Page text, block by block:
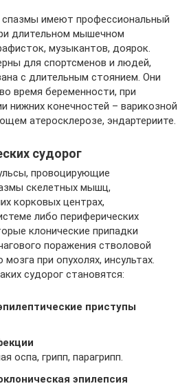
имеют профессиональный
длительном мышечном
музыкантов, доярок.
для спортсменов и людей,
с длительным стоянием. Они
время беременности, при
нижних конечностей – варикозной
атеросклерозе, эндартериите.
судорог
провоцирующие
скелетных мышц,
корковых центрах,
либо периферических
клонические припадки
поражения стволовой
при опухолях, инсультах.
судорог становятся:
приступы
оспа, грипп, парагрипп.
эпилепсия